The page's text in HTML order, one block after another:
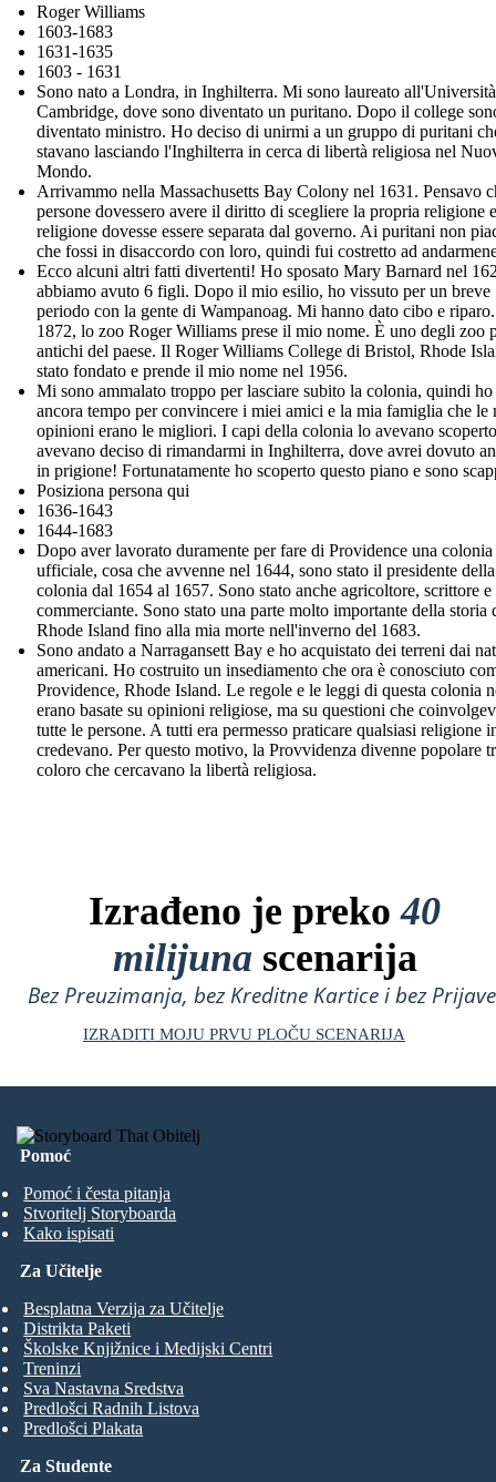
Roger Williams
1603-1683
1631-1635
1603 - 1631
Sono nato a Londra, in Inghilterra. Mi sono laureato
Cambridge, dove sono diventato un puritano. Dopo il college
diventato ministro. Ho deciso di unirmi a un gruppo di puritani
stavano lasciando l'Inghilterra in cerca di libertà religiosa nel
Mondo.
Arrivammo nella Massachusetts Bay Colony nel 1631. Pensavo
persone dovessero avere il diritto di scegliere la propria religione
religione dovesse essere separata dal governo. Ai puritani non
che fossi in disaccordo con loro, quindi fui costretto ad
Ecco alcuni altri fatti divertenti! Ho sposato Mary Barnard nel
abbiamo avuto 6 figli. Dopo il mio esilio, ho vissuto per un breve
periodo con la gente di Wampanoag. Mi hanno dato cibo e
1872, lo zoo Roger Williams prese il mio nome. È uno degli zoo
antichi del paese. Il Roger Williams College di Bristol, Rhode
stato fondato e prende il mio nome nel 1956.
Mi sono ammalato troppo per lasciare subito la colonia, quindi
ancora tempo per convincere i miei amici e la mia famiglia che le
opinioni erano le migliori. I capi della colonia lo avevano
avevano deciso di rimandarmi in Inghilterra, dove avrei dovuto
in prigione! Fortunatamente ho scoperto questo piano e sono
Posiziona persona qui
1636-1643
1644-1683
Dopo aver lavorato duramente per fare di Providence una colonia
ufficiale, cosa che avvenne nel 1644, sono stato il presidente della
colonia dal 1654 al 1657. Sono stato anche agricoltore, scrittore e
commerciante. Sono stato una parte molto importante della storia
Rhode Island fino alla mia morte nell'inverno del 1683.
Sono andato a Narragansett Bay e ho acquistato dei terreni dai
americani. Ho costruito un insediamento che ora è conosciuto
Providence, Rhode Island. Le regole e le leggi di questa colonia
erano basate su opinioni religiose, ma su questioni che
tutte le persone. A tutti era permesso praticare qualsiasi religione
credevano. Per questo motivo, la Provvidenza divenne popolare
coloro che cercavano la libertà religiosa.
Izrađeno je preko40
milijuna scenarija
Bez Preuzimanja, bez Kreditne Kartice i bez
IZRADITI MOJU PRVU PLOČU SCENARIJA
Pomoć
Pomoć i česta pitanja
Stvoritelj Storyboarda
Kako ispisati
Za Studente
Za Učitelje
Besplatna Verzija za Učitelje
Distrikta Paketi
Školske Knjižnice i Medijski Centri
Treninzi
Sva Nastavna Sredstva
Predlošci Radnih Listova
Predlošci Plakata